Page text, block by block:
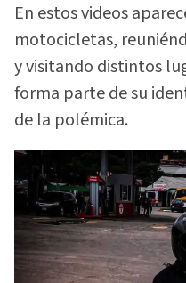
En estos videos
motocicletas,
y visitando distintos
forma parte de su
de la polémica.